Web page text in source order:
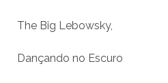
The Big Lebowsky,
Dançando no Escuro